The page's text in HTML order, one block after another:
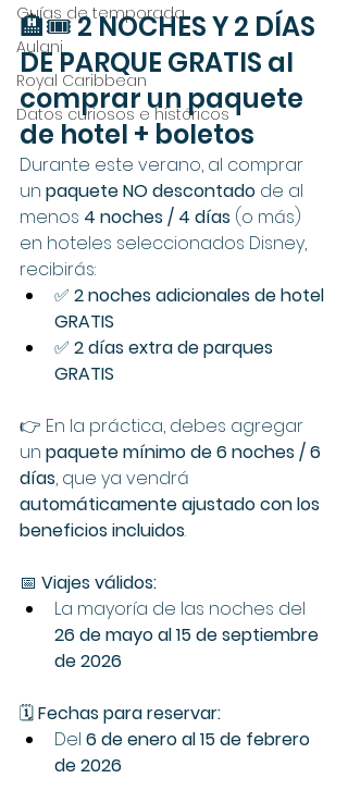
Guías de temporada
Aulani
Royal Caribbean
Datos curiosos e históricos
🏨🎟️ 2 NOCHES Y 2 DÍAS
DE PARQUE GRATIS al
comprar un paquete
de hotel + boletos
Durante este verano, al comprar
un paquete NO descontado de al
menos 4 noches / 4 días (o más)
en hoteles seleccionados Disney,
recibirás:
✅ 2 noches adicionales de hotel
GRATIS
✅ 2 días extra de parques
GRATIS
👉 En la práctica, debes agregar
un paquete mínimo de 6 noches / 6
días, que ya vendrá
automáticamente ajustado con los
beneficios incluidos.
📅 Viajes válidos:
La mayoría de las noches del
26 de mayo al 15 de septiembre
de 2026
🗓️ Fechas para reservar:
Del 6 de enero al 15 de febrero
de 2026